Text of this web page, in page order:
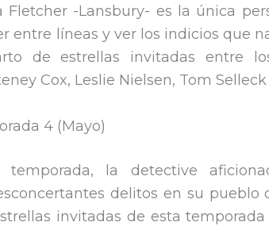
Fletcher -Lansbury- es la única
entre líneas y ver los indicios que
de estrellas invitadas entre
Cox, Leslie Nielsen, Tom
4 (Mayo)
la detective
delitos en su pueblo
invitadas de esta